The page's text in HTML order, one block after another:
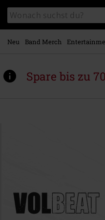
Hauptinhalt
springen
Katalog
durchsuchen
Neu Band Merch
Spare bis zu